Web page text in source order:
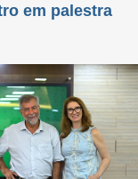
em palestra